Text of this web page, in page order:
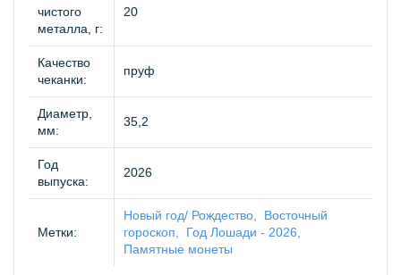
чистого
металла, г:
20
Качество
чеканки:
пруф
Диаметр,
мм:
35,2
Год
выпуска:
2026
Метки:
Новый год/ Рождество
Восточный
гороскоп
Год Лошади - 2026
Памятные монеты